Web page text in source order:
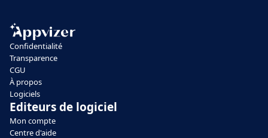
Confidentialité
Transparence
CGU
À propos
Logiciels
Editeurs de logiciel
Mon compte
Centre d'aide